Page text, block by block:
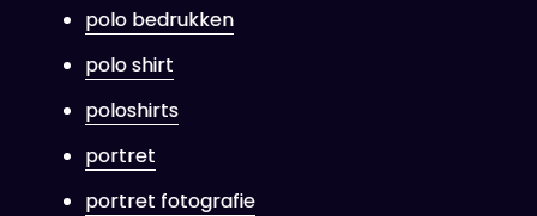
polo bedrukken
polo shirt
poloshirts
portret
portret fotografie